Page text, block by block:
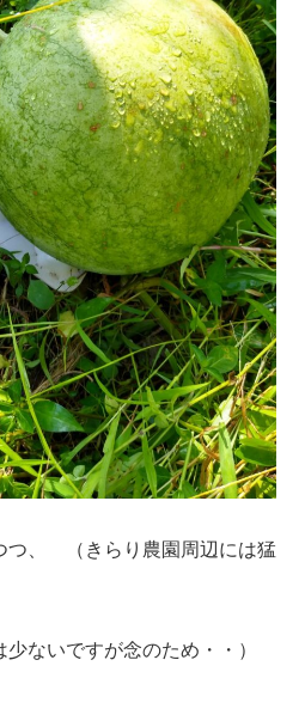
つ、 （きらり農園周辺には猛
ないですが念のため・・）